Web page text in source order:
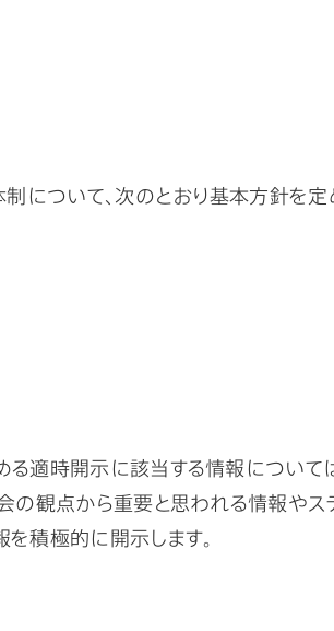
について、次のとおり基本方針を定
適時開示に該当する情報について
の観点から重要と思われる情報や
積極的に開示します。